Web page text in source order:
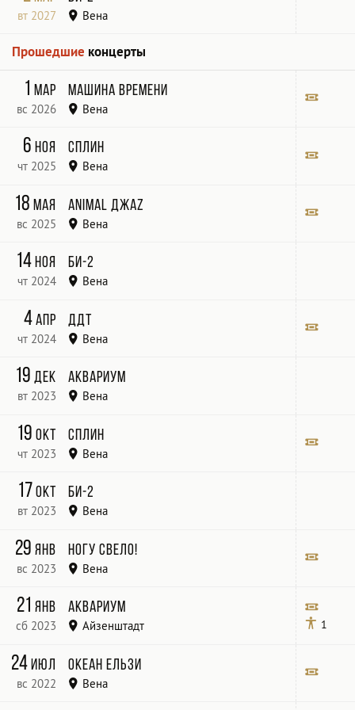
вт 2027 Вена
Gasometer
Прошедшие концерты
1мар
вс 2026
Машина времени
Вена
6ноя
чт 2025
Сплин
Вена
SIMM City
18мая
вс 2025
Animal ДжаZ
Вена
Replugged
14ноя
чт 2024
Би-2
Вена
Gasometer
4апр
чт 2024
ДДТ
Вена
GASOMETER -
19дек
вт 2023
Аквариум
Вена
Gasometer
19окт
чт 2023
Сплин
Вена
SIMM City
17окт
вт 2023
Би-2
Вена
Bank Austria Halle
29янв
вс 2023
Ногу свело!
Вена
Szene Wien Билет
21янв
сб 2023
Аквариум
Айзенштадт 1
Esterhazy Palace
24июл
вс 2022
Океан Ельзи
Вена